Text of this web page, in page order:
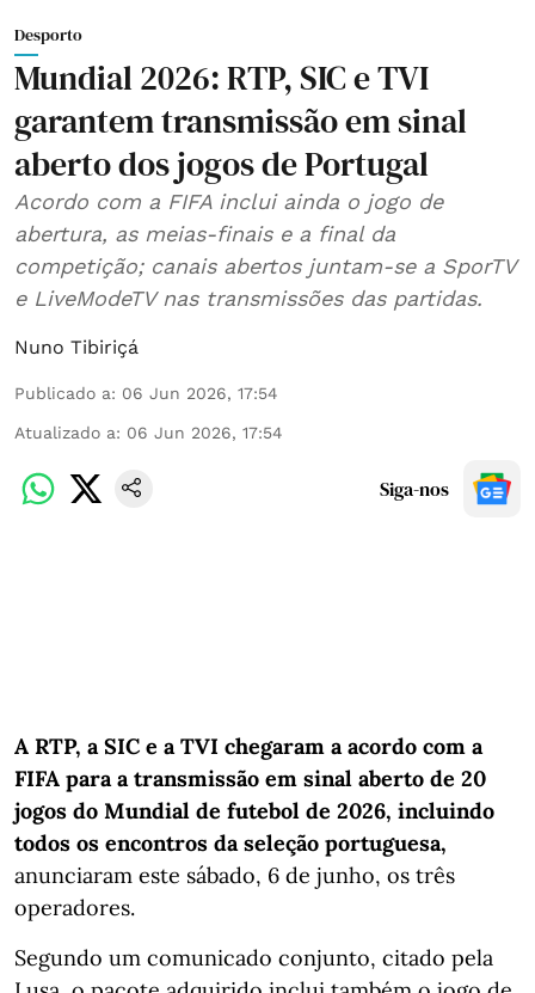
Desporto
Mundial 2026: RTP, SIC e TVI
garantem transmissão em sinal
aberto dos jogos de Portugal
Acordo com a FIFA inclui ainda o jogo de
abertura, as meias-finais e a final da
competição; canais abertos juntam-se a SporTV
e LiveModeTV nas transmissões das partidas.
Nuno Tibiriçá
Publicado a: 06 Jun 2026, 17:54
Atualizado a: 06 Jun 2026, 17:54
Siga-nos
A RTP, a SIC e a TVI chegaram a acordo com a
FIFA para a transmissão em sinal aberto de 20
jogos do Mundial de futebol de 2026, incluindo
todos os encontros da seleção portuguesa,
anunciaram este sábado, 6 de junho, os três
operadores.
Segundo um comunicado conjunto, citado pela